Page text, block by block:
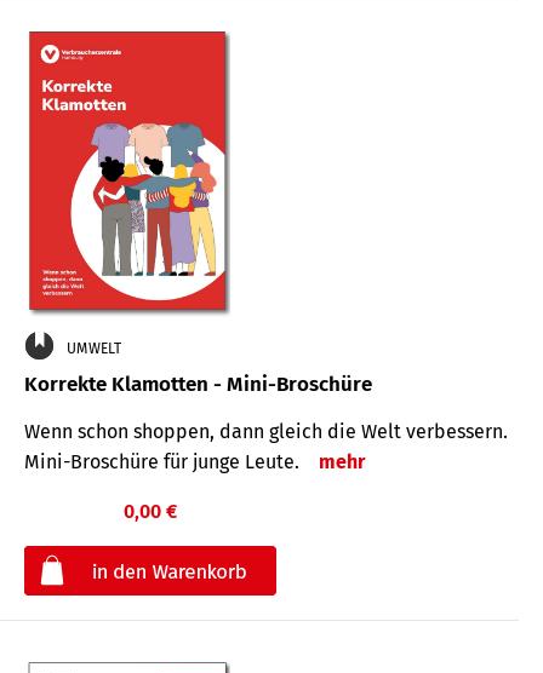
UMWELT
Korrekte Klamotten - Mini-Broschüre
Wenn schon shoppen, dann gleich die Welt verbessern.
Mini-Broschüre für junge Leute.
mehr
0,00 €